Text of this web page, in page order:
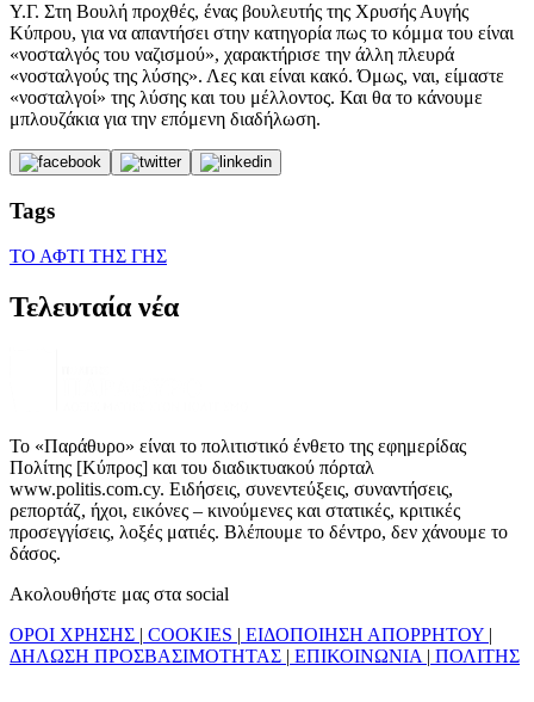
Υ.Γ. Στη Βουλή προχθές, ένας βουλευτής της Χρυσής Αυγής
Κύπρου, για να απαντήσει στην κατηγορία πως το κόμμα του είναι
«νοσταλγός του ναζισμού», χαρακτήρισε την άλλη πλευρά
«νοσταλγούς της λύσης». Λες και είναι κακό. Όμως, ναι, είμαστε
«νοσταλγοί» της λύσης και του μέλλοντος. Και θα το κάνουμε
μπλουζάκια για την επόμενη διαδήλωση.
Tags
ΤΟ ΑΦΤΙ ΤΗΣ ΓΗΣ
Τελευταία νέα
Το «Παράθυρο» είναι το πολιτιστικό ένθετο της εφημερίδας
Πολίτης [Κύπρος] και του διαδικτυακού πόρταλ
www.politis.com.cy. Ειδήσεις, συνεντεύξεις, συναντήσεις,
ρεπορτάζ, ήχοι, εικόνες – κινούμενες και στατικές, κριτικές
προσεγγίσεις, λοξές ματιές. Βλέπουμε το δέντρο, δεν χάνουμε το
δάσος.
Ακολουθήστε μας στα social
ΟΡΟΙ ΧΡΗΣΗΣ | COOKIES | ΕΙΔΟΠΟΙΗΣΗ ΑΠΟΡΡΗΤΟΥ |
ΔΗΛΩΣΗ ΠΡΟΣΒΑΣΙΜΟΤΗΤΑΣ | ΕΠΙΚΟΙΝΩΝΙΑ | ΠΟΛΙΤΗΣ